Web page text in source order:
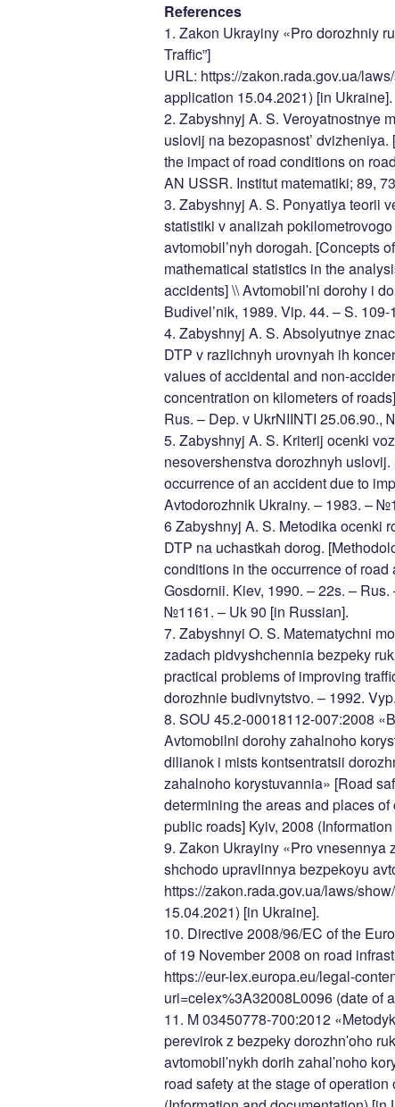
References
1. Zakon Ukrayiny «Pro dorozhniy
Traffic”]
URL: https://zakon.rada.gov.ua/
application 15.04.2021) [in Ukraine].
2. Zabyshnyj A. S. Veroyatnostnye
uslovij na bezopasnost’
the impact of road conditions on
AN USSR. Institut matematiki; 89,
3. Zabyshnyj A. S. Ponyatiya teorii
statistiki v analizah
avtomobil’nyh dorogah. [Concepts
mathematical statistics in the
accidents] \\ Avtomobilʹni dorohy i
Budіvel’nik, 1989. Vip. 44. – S.
4. Zabyshnyj A. S. Absolyutnye
DTP v razlichnyh urovnyah ih
values of accidental and non-
concentration on kilometers of
Rus. – Dep. v UkrNIINTI 25.06.90.,
5. Zabyshnyj A. S. Kriterij ocenki
nesovershenstva dorozhnyh
occurrence of an accident due to
Avtodorozhnik Ukrainy. – 1983. –
6 Zabyshnyj A. S. Metodika ocenki
DTP na uchastkah dorog.
conditions in the occurrence of
Gosdornii. Kiev, 1990. – 22s. –
№1161. – Uk 90 [in Russian].
7. Zabyshnyi O. S. Matematychni
zadach pidvyshchennia bezpeky
practical problems of improving
dorozhnie budivnytstvo. – 1992.
8. SOU 45.2-00018112-007:2008
Avtomobilni dorohy zahalnoho
dilianok i mists kontsentratsii
zahalnoho korystuvannia» [Road
determining the areas and places
public roads] Kyiv, 2008
9. Zakon Ukrayiny «Pro vnesennya
shchodo upravlinnya bezpekoyu
https://zakon.rada.gov.ua/laws/
15.04.2021) [in Ukraine].
10. Directive 2008/96/EC of the
of 19 November 2008 on road
https://eur-lex.europa.eu/legal-
uri=celex%3A32008L0096 (date of
11. M 03450778-700:2012
perevirok z bezpeky dorozhnʹoho
avtomobilʹnykh dorih zahalʹnoho
road safety at the stage of